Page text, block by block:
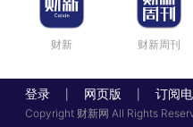
财新 财新周刊
登录 网页版 订阅
Copyright 财新网 All Rights